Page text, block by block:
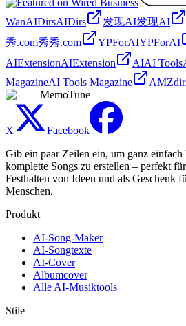
WanAIDirsAIDirs 发现AI发现AI
秀.com秀秀.com YPForAIYPForAI
AIExtensionAIExtension AIAI Tools
MagazineAI Tools Magazine AMZdir
MemoTune
X
Facebook
Gib ein paar Zeilen ein, um ganz
komplette Songs zu erstellen – perfekt
Festhalten von Ideen und als Geschenk
Menschen.
Produkt
AI-Song-Maker
AI-Songtexte
AI-Cover
Albumcover
Alle AI-Musiktools
Stile